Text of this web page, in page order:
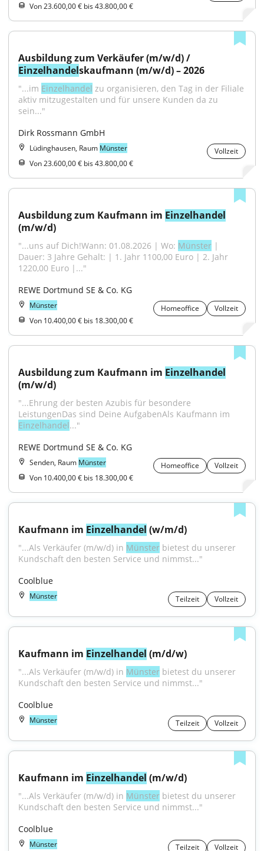
Von 23.600,00 € bis 43.800,00 €
Einzelhandelskaufmann (m/w/d) – 2026
"...im Einzelhandel zu organisieren, den Tag in der Filiale
aktiv mitzugestalten und für unsere Kunden da zu
sein..."
Dirk Rossmann GmbH
Lüdinghausen, Raum Münster
Vollzeit
Von 23.600,00 € bis 43.800,00 €
Ausbildung zum Kaufmann im Einzelhandel
(m/w/d)
"...uns auf Dich!Wann: 01.08.2026 | Wo: Münster |
Dauer: 3 Jahre Gehalt: | 1. Jahr 1100,00 Euro | 2. Jahr
1220,00 Euro |..."
REWE Dortmund SE & Co. KG
Münster Homeoffice
Vollzeit
Von 10.400,00 € bis 18.300,00 €
Ausbildung zum Kaufmann im Einzelhandel
(m/w/d)
"...Ehrung der besten Azubis für besondere
Einzelhandel..."
REWE Dortmund SE & Co. KG
Senden, Raum Münster Homeoffice
Vollzeit
Von 10.400,00 € bis 18.300,00 €
Kaufmann im Einzelhandel (w/m/d)
"...Als Verkäufer (m/w/d) in Münster bietest du unserer
Kundschaft den besten Service und nimmst..."
Coolblue
Münster Teilzeit Vollzeit
Kaufmann im Einzelhandel (m/d/w)
"...Als Verkäufer (m/w/d) in Münster bietest du unserer
Kundschaft den besten Service und nimmst..."
Coolblue
Münster Teilzeit Vollzeit
Kaufmann im Einzelhandel (m/w/d)
"...Als Verkäufer (m/w/d) in Münster bietest du unserer
Kundschaft den besten Service und nimmst..."
Coolblue
Münster Teilzeit Vollzeit